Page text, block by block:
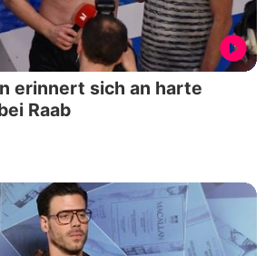
erinnert sich an harte
Raab